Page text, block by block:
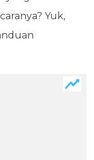
Yuk,